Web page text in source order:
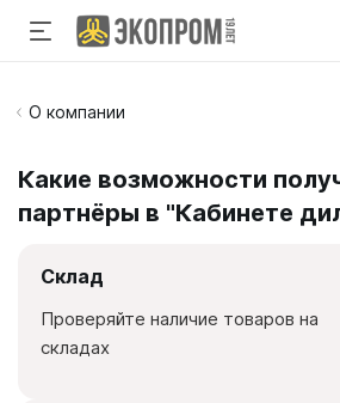
О компании
Какие возможности
партнёры в "Кабинете
Склад
Проверяйте наличие товаров на
складах